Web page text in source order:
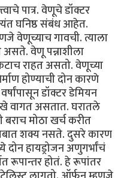
पात्र. वेणूचे डॉक्टर
घनिष्ठ संबंध आहेत.
वेणूच्याच गावची. त्याला
वेणू पन्नाशीला
राहत असतो. वेणूच्या
होण्याची दोन कारणे
डॉक्टर डेमियन
वागत असतात. घरातले
बराच मोठा खर्च करीत
शक्य नसते. दुसरे कारण
हायड्रोजन अणुगर्भांचं
रूपान्तर होतं. हे रूपांतर